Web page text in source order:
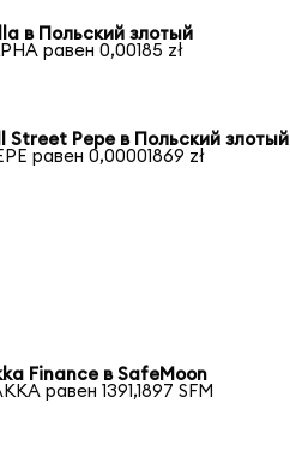
в Польский злотый
равен 0,00185 zł
Street Pepe в Польский злотый
равен 0,00001869 zł
Finance в SafeMoon
равен 1391,1897 SFM